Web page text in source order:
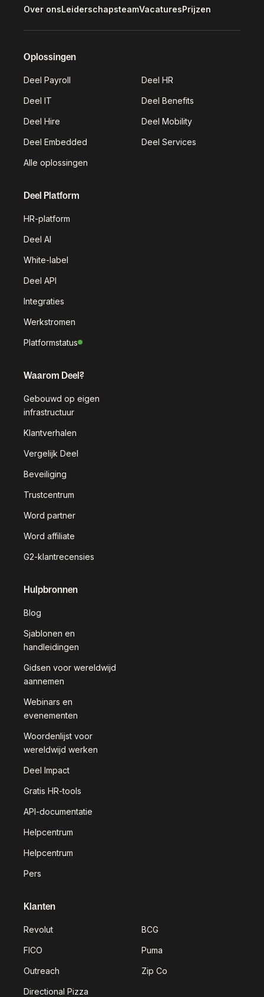
Over onsLeiderschapsteamVacaturesPrijzen
Oplossingen
Deel Payroll Deel HR
Deel IT Deel Benefits
Deel Hire Deel Mobility
Deel Embedded Deel Services
Alle oplossingen
Deel Platform
HR-platform
Deel AI
White-label
Deel API
Integraties
Werkstromen
Platformstatus
Waarom Deel?
Gebouwd op eigen
infrastructuur
Klantverhalen
Vergelijk Deel
Beveiliging
Trustcentrum
Word partner
Word affiliate
G2-klantrecensies
Hulpbronnen
Blog
Sjablonen en
handleidingen
Gidsen voor wereldwijd
aannemen
Webinars en
evenementen
Woordenlijst voor
wereldwijd werken
Deel Impact
Gratis HR-tools
API-documentatie
Helpcentrum
Helpcentrum
Pers
Klanten
Revolut BCG
FICO Puma
Outreach Zip Co
Directional Pizza